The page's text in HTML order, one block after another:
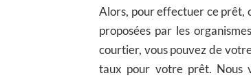
Alors, pour effectuer ce prêt,
proposées par les
courtier, vous pouvez de
taux pour votre prêt. Nous